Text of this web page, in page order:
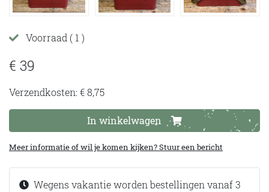
Voorraad ( 1 )
€ 39
Verzendkosten: € 8,75
In winkelwagen
Meer informatie of wil je komen kijken? Stuur een bericht
Wegens vakantie worden bestellingen vanaf 3